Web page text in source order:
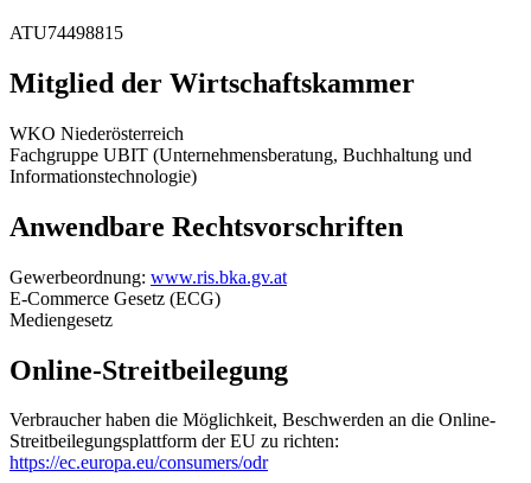
ATU74498815
Mitglied der Wirtschaftskammer
WKO Niederösterreich
Fachgruppe UBIT (Unternehmensberatung, Buchhaltung und
Informationstechnologie)
Anwendbare Rechtsvorschriften
Gewerbeordnung: www.ris.bka.gv.at
E-Commerce Gesetz (ECG)
Mediengesetz
Online-Streitbeilegung
Verbraucher haben die Möglichkeit, Beschwerden an die Online-
Streitbeilegungsplattform der EU zu richten:
https://ec.europa.eu/consumers/odr